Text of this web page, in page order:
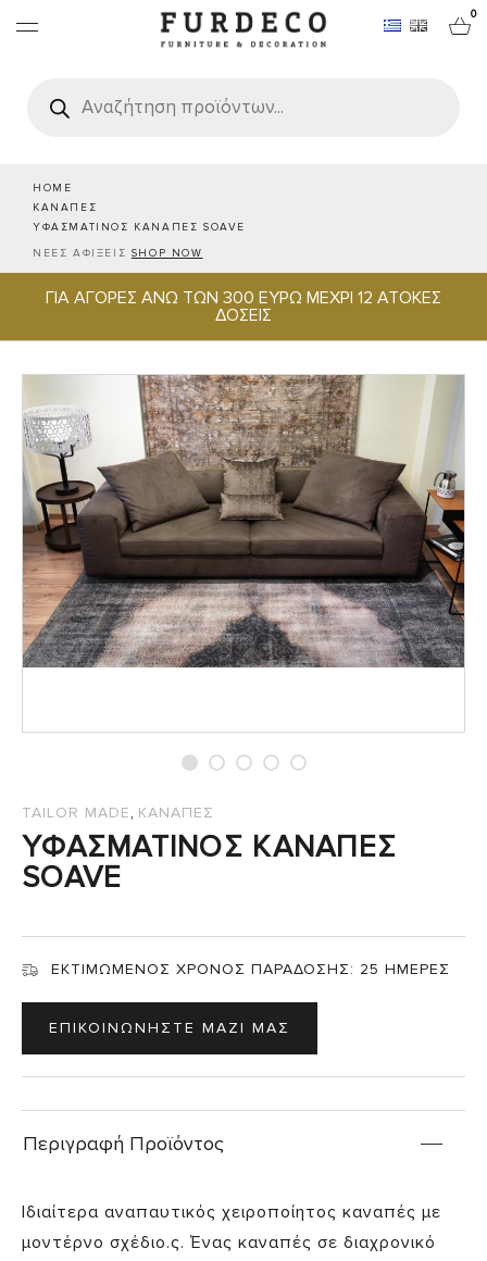
0
search
HOME
ΚΑΝΑΠΕΣ
ΥΦΑΣΜΑΤΙΝΟΣ ΚΑΝΑΠΕΣ SOAVE
ΝΕΕΣ ΑΦΙΞΕΙΣ SHOP NOW
ΓΙΑ ΑΓΟΡΕΣ ΑΝΩ ΤΩΝ 300 ΕΥΡΩ ΜΕΧΡΙ 12 ΑΤΟΚΕΣ
ΔΟΣΕΙΣ
ΕΠΙΠΛΑ
ΧΑΛΙΑ
ΕΙΔΗ ΣΕΡΒΙΡΙΣΜΑΤΟΣ & ΦΙΛΟΞΕΝΙΑΣ
PROJECTS
TAILOR MADE, ΚΑΝΑΠΕΣ
ΥΦΑΣΜΑΤΙΝΟΣ ΚΑΝΑΠΕΣ
SOAVE
ΕΚΤΙΜΩΜΕΝΟΣ ΧΡΟΝΟΣ ΠΑΡΑΔΟΣΗΣ: 25 ΗΜΕΡΕΣ
ΕΠΙΚΟΙΝΩΝΗΣΤΕ ΜΑΖΙ ΜΑΣ
Περιγραφή Προϊόντος
Ιδιαίτερα αναπαυτικός χειροποίητος καναπές με
μοντέρνο σχέδιο.ς. Ένας καναπές σε διαχρονικό